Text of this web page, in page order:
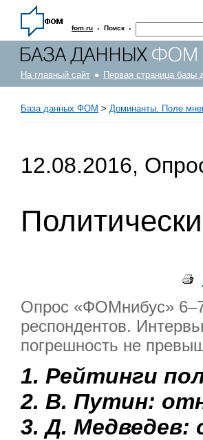
fom.ru · Поиск ·
На главный сайт Первая страница базы
База данных ФОМ > Доминанты. Поле
12.08.2016,
Опрос «ФОМнибус» 6–7
респондентов.
погрешность не
1. Рейтинги
2. В. Путин:
3. Д.